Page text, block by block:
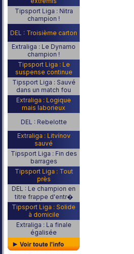
Tipsport Liga : Nitra
champion !
DEL : Troisième carton
Extraliga : Le Dynamo
champion !
Tipsport Liga : Le
suspense continue
Tipsport Liga : Sauvé
dans un match fou
Extraliga : Logique
mais laborieux
DEL : Rebelotte
Extraliga : Litvínov
sauvé
Tipsport Liga : Fin des
barrages
Tipsport Liga : Tout
près
DEL : Le champion en
titre frappe d'entr�
Tipsport Liga : Solide
à domicile
Extraliga : La finale
égalisée